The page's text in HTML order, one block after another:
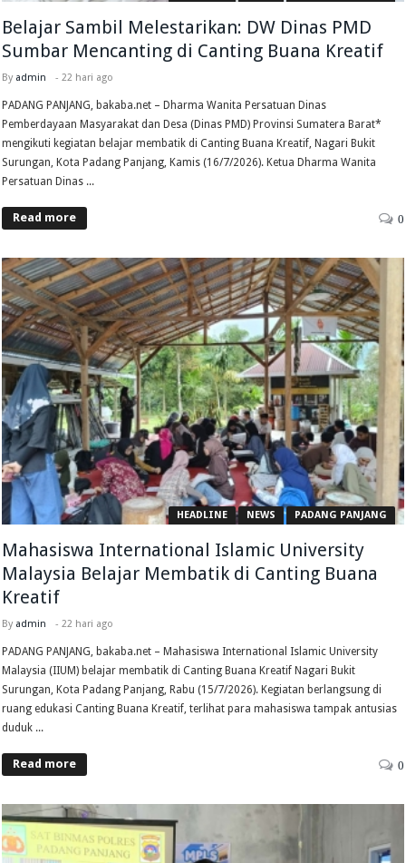
Belajar Sambil Melestarikan: DW Dinas PMD
Sumbar Mencanting di Canting Buana Kreatif
By admin -22 hari ago
PADANG PANJANG, bakaba.net – Dharma Wanita Persatuan Dinas
Pemberdayaan Masyarakat dan Desa (Dinas PMD) Provinsi Sumatera Barat*
mengikuti kegiatan belajar membatik di Canting Buana Kreatif, Nagari Bukit
Surungan, Kota Padang Panjang, Kamis (16/7/2026). Ketua Dharma Wanita
Persatuan Dinas ...
Read more 0
HEADLINE NEWS PADANG PANJANG
Mahasiswa International Islamic University
Malaysia Belajar Membatik di Canting Buana
Kreatif
By admin -22 hari ago
PADANG PANJANG, bakaba.net – Mahasiswa International Islamic University
Malaysia (IIUM) belajar membatik di Canting Buana Kreatif Nagari Bukit
Surungan, Kota Padang Panjang, Rabu (15/7/2026). Kegiatan berlangsung di
ruang edukasi Canting Buana Kreatif, terlihat para mahasiswa tampak antusias
duduk ...
Read more 0